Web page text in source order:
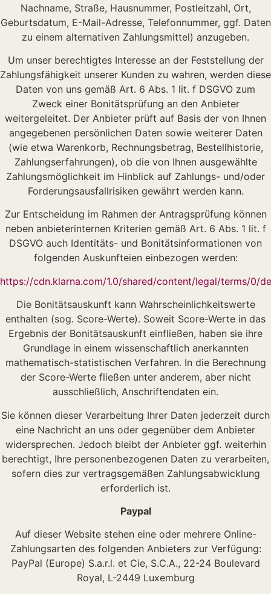
Nachname, Straße, Hausnummer, Postleitzahl, Ort,
Geburtsdatum, E-Mail-Adresse, Telefonnummer, ggf. Daten
zu einem alternativen Zahlungsmittel) anzugeben.
Um unser berechtigtes Interesse an der Feststellung der
Zahlungsfähigkeit unserer Kunden zu wahren, werden diese
Daten von uns gemäß Art. 6 Abs. 1 lit. f DSGVO zum
Zweck einer Bonitätsprüfung an den Anbieter
weitergeleitet. Der Anbieter prüft auf Basis der von Ihnen
angegebenen persönlichen Daten sowie weiterer Daten
(wie etwa Warenkorb, Rechnungsbetrag, Bestellhistorie,
Zahlungserfahrungen), ob die von Ihnen ausgewählte
Zahlungsmöglichkeit im Hinblick auf Zahlungs- und/oder
Forderungsausfallrisiken gewährt werden kann.
Zur Entscheidung im Rahmen der Antragsprüfung können
neben anbieterinternen Kriterien gemäß Art. 6 Abs. 1 lit. f
DSGVO auch Identitäts- und Bonitätsinformationen von
folgenden Auskunfteien einbezogen werden:
https://cdn.klarna.com/1.0/shared/content/legal/terms/0/
Die Bonitätsauskunft kann Wahrscheinlichkeitswerte
enthalten (sog. Score-Werte). Soweit Score-Werte in das
Ergebnis der Bonitätsauskunft einfließen, haben sie ihre
Grundlage in einem wissenschaftlich anerkannten
mathematisch-statistischen Verfahren. In die Berechnung
der Score-Werte fließen unter anderem, aber nicht
ausschließlich, Anschriftendaten ein.
Sie können dieser Verarbeitung Ihrer Daten jederzeit durch
eine Nachricht an uns oder gegenüber dem Anbieter
widersprechen. Jedoch bleibt der Anbieter ggf. weiterhin
berechtigt, Ihre personenbezogenen Daten zu verarbeiten,
sofern dies zur vertragsgemäßen Zahlungsabwicklung
erforderlich ist.
Paypal
Auf dieser Website stehen eine oder mehrere Online-
Zahlungsarten des folgenden Anbieters zur Verfügung:
PayPal (Europe) S.a.r.l. et Cie, S.C.A., 22-24 Boulevard
Royal, L-2449 Luxemburg